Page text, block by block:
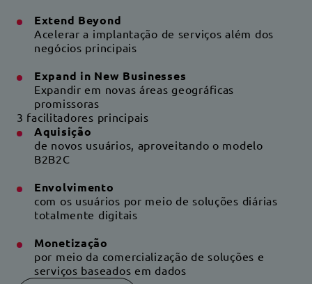
Extend Beyond
Acelerar a implantação de serviços além dos
negócios principais
Expand in New Businesses
Expandir em novas áreas geográficas
promissoras
3 facilitadores principais
Aquisição
de novos usuários, aproveitando o modelo
B2B2C
Envolvimento
com os usuários por meio de soluções diárias
totalmente digitais
Monetização
por meio da comercialização de soluções e
serviços baseados em dados